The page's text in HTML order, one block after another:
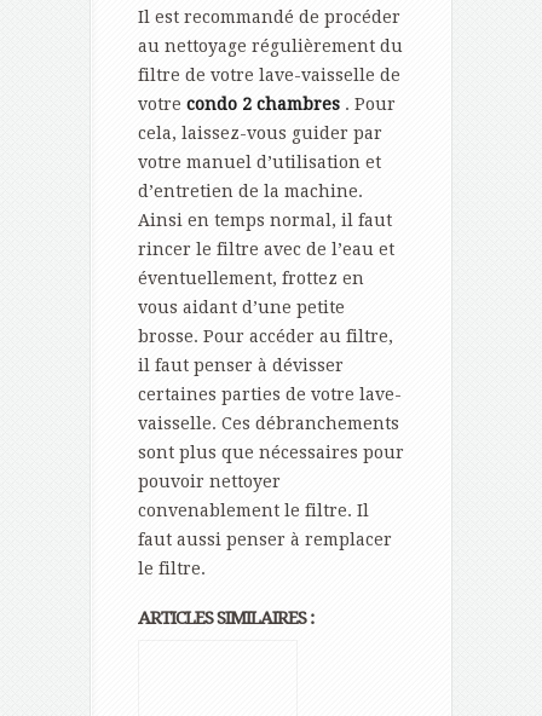
Il est recommandé de procéder
au nettoyage régulièrement du
filtre de votre lave-vaisselle de
votre condo 2 chambres . Pour
cela, laissez-vous guider par
votre manuel d’utilisation et
d’entretien de la machine.
Ainsi en temps normal, il faut
rincer le filtre avec de l’eau et
éventuellement, frottez en
vous aidant d’une petite
brosse. Pour accéder au filtre,
il faut penser à dévisser
certaines parties de votre lave-
vaisselle. Ces débranchements
sont plus que nécessaires pour
pouvoir nettoyer
convenablement le filtre. Il
faut aussi penser à remplacer
le filtre.
ARTICLES SIMILAIRES :